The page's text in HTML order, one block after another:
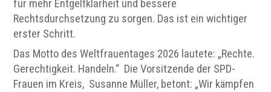
für mehr Entgeltklarheit und bessere
Rechtsdurchsetzung zu sorgen. Das ist ein wichtiger
erster Schritt.
Das Motto des Weltfrauentages 2026 lautete: „Rechte.
Gerechtigkeit. Handeln.“ Die Vorsitzende der SPD-
Frauen im Kreis, Susanne Müller, betont: „Wir kämpfen